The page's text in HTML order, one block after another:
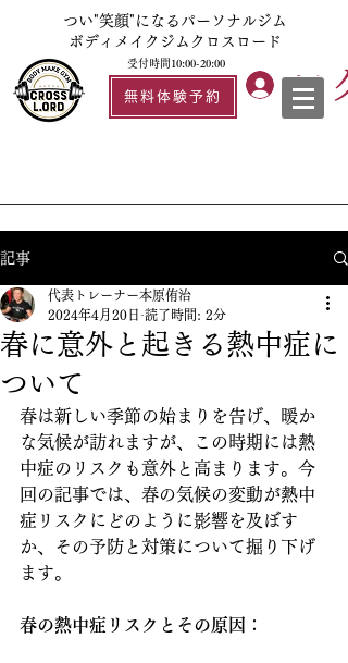
つい"笑顔"になるパーソナルジム
ボディメイクジムクロスロード
受付時間10:00-20:00
無料体験予約 ロ
記事
春に意外と起きる熱中症に
ついて
代表トレーナー本原侑治
2024年4月20日 読了時間: 2分
春は新しい季節の始まりを告げ、暖か
な気候が訪れますが、この時期には熱
中症のリスクも意外と高まります。今
回の記事では、春の気候の変動が熱中
症リスクにどのように影響を及ぼす
か、その予防と対策について掘り下げ
ます。
春の熱中症リスクとその原因 ：